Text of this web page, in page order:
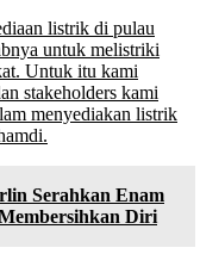
listrik di pulau
untuk melistriki
Untuk itu kami
stakeholders kami
menyediakan listrik
Serahkan Enam
Diri